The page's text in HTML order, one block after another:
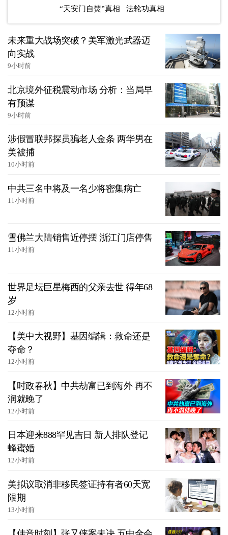
“天安门自焚”真相
法轮功真相
未来重大战场突破？美军激光武器迈
向实战
9小时前
北京境外征税震动市场 分析：当局早
有预谋
9小时前
涉假冒联邦探员骗老人金条 两华男在
美被捕
10小时前
中共三名中将及一名少将密集病亡
11小时前
雪佛兰大陆销售近停摆 浙江门店停售
11小时前
世界足坛巨星梅西的父亲去世 得年68
岁
12小时前
【美中大视野】基因编辑：救命还是
夺命？
12小时前
【时政春秋】中共劫富已到海外 再不
润就晚了
12小时前
日本迎来888罕见吉日 新人排队登记
蜂蜜婚
12小时前
美拟议取消非移民签证持有者60天宽
限期
13小时前